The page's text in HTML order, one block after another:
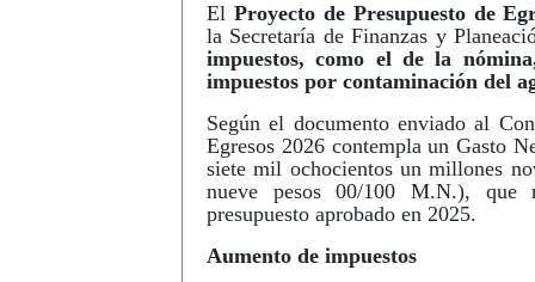
El Proyecto de Presupuesto de
la Secretaría de Finanzas y
impuestos, como el de la
impuestos por contaminación del
Según el documento enviado al
Egresos 2026 contempla un Gasto
siete mil ochocientos un millones
nueve pesos 00/100 M.N.), que
presupuesto aprobado en 2025.
Aumento de impuestos